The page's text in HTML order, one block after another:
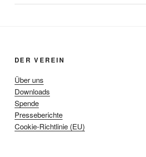
DER VEREIN
Über uns
Downloads
Spende
Presseberichte
Cookie-Richtlinie (EU)